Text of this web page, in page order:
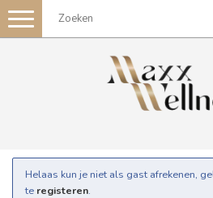
Toggle
navigation
Helaas kun je niet als gast afrekenen,
te registeren.